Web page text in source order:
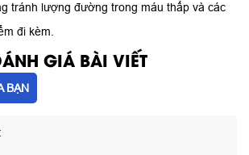
tránh lượng đường trong máu thấp và các
đi kèm.
GIÁ BÀI VIẾT
BẠN